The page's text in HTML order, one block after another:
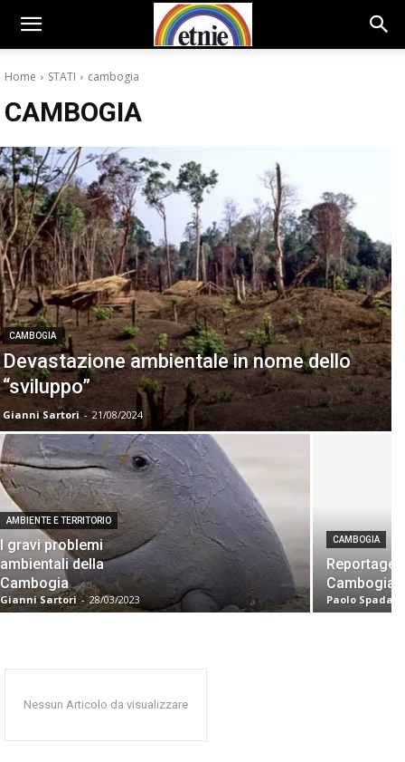
Home STATI cambogia
CAMBOGIA
CAMBOGIA
Devastazione ambientale in nome dello
“sviluppo”
Gianni Sartori - 21/08/2024
AMBIENTE E TERRITORIO
I gravi problemi
ambientali della
Cambogia
Gianni Sartori - 28/03/2023
CAMBOGIA
Reportage
Cambogia
Paolo
Nessun Articolo da visualizzare